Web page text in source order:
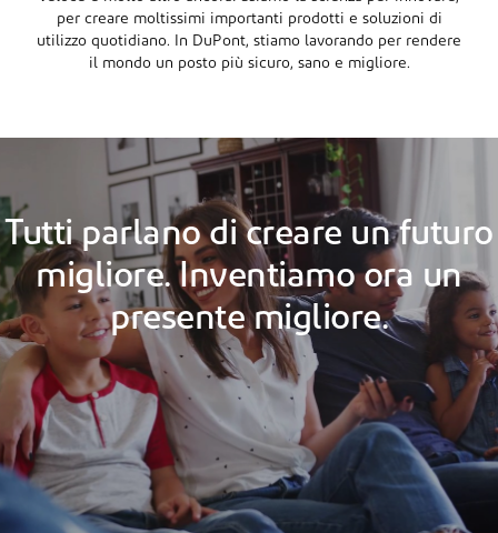
per creare moltissimi importanti prodotti e soluzioni di
utilizzo quotidiano. In DuPont, stiamo lavorando per rendere
il mondo un posto più sicuro, sano e migliore.
Tutti parlano di creare un futuro
migliore. Inventiamo ora un
presente migliore.